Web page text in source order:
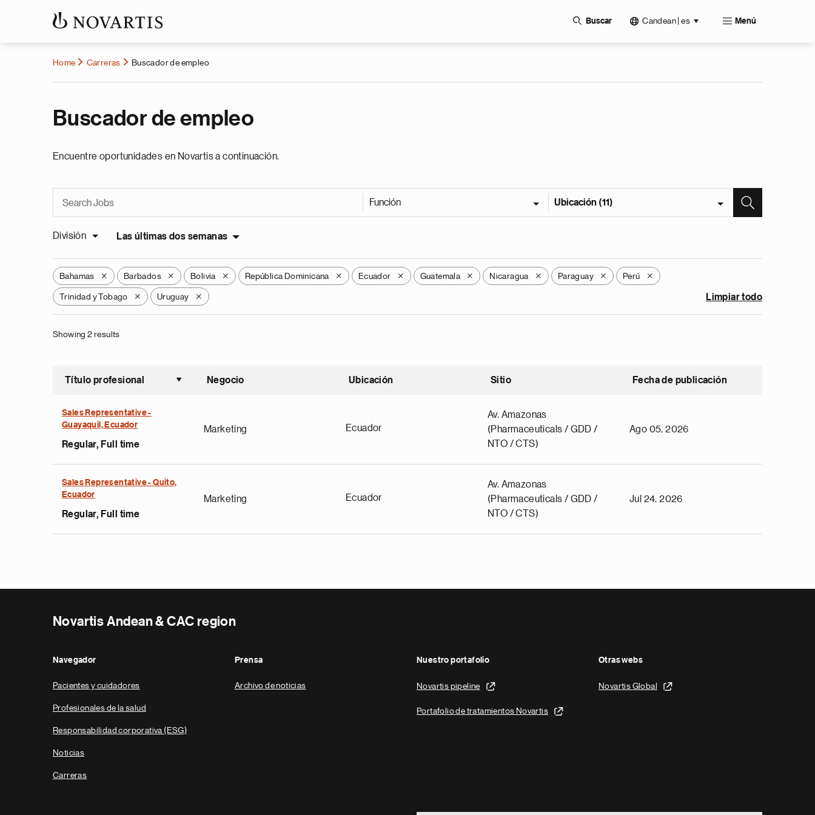
Buscar Candean | es Menú
Home Carreras Buscador de empleo
Buscador de empleo
Encuentre oportunidades en Novartis a continuación.
Función Ubicación (11)
División Las últimas dos semanas
Bahamas X Barbados X Bolivia X República Dominicana X Ecuador X Guatemala X Nicaragua X Paraguay X Perú X
Trinidad y Tobago X Uruguay X Limpiar todo
Showing 2 results
Título profesional
Ordenar ascendente
Negocio Ubicación Sitio Fecha de publicación
Sales Representative -
Guayaquil, Ecuador
Regular, Full time
Marketing Ecuador
Av. Amazonas
(Pharmaceuticals / GDD /
NTO / CTS)
Ago 05, 2026
Sales Representative - Quito,
Ecuador
Regular, Full time
Marketing Ecuador
Av. Amazonas
(Pharmaceuticals / GDD /
NTO / CTS)
Jul 24, 2026
Novartis Andean & CAC region
Navegador
Pacientes y cuidadores
Profesionales de la salud
Responsabilidad corporativa (ESG)
Noticias
Carreras
Prensa
Archivo de noticias
Nuestro portafolio
Novartis pipeline
Portafolio de tratamientos Novartis
Otras webs
Novartis Global